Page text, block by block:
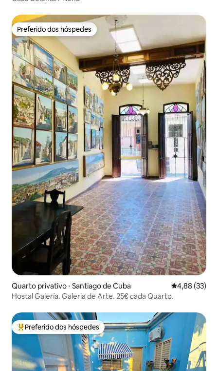
Preferido dos hóspedes
Preferido dos hóspedes
Quarto privativo ⋅ Santiago de Cuba 4,88 de uma
4,88 (33)
Hostal Galería. Galeria de Arte. 25€ cada Quarto.
Entre os melhores preferidos dos hóspedes
Preferido dos hóspedes